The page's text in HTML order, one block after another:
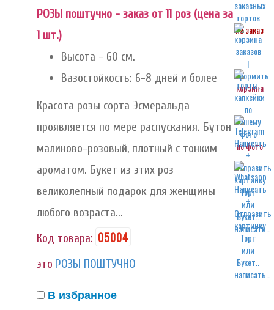
на заказ
корзина
по фото
написать..
написать..
РОЗЫ поштучно - заказ от 11 роз (цена за
1 шт.)
Высота - 60 см.
Вазостойкость: 6-8 дней и более
Красота розы сорта Эсмеральда
проявляется по мере распускания. Бутон
малиново-розовый, плотный с тонким
ароматом. Букет из этих роз
великолепный подарок для женщины
любого возраста...
Код товара: 05004
это РОЗЫ ПОШТУЧНО
В избранное